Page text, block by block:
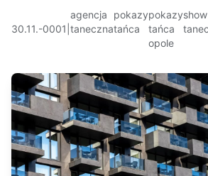
30.11.-0001
agencja
taneczna
pokazy
tańca
pokazy
tańca
opole
show